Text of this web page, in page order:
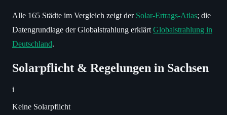
Alle 165 Städte im Vergleich zeigt der Solar-Ertrags-Atlas; die
Datengrundlage der Globalstrahlung erklärt Globalstrahlung in
Deutschland.
Solarpflicht & Regelungen in Sachsen
i
Keine Solarpflicht